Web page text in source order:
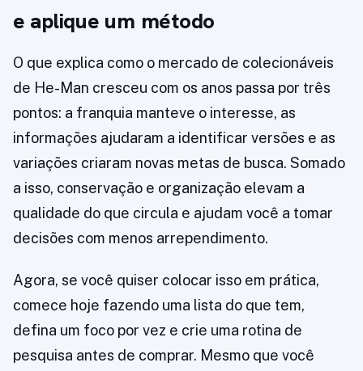
e aplique um método
O que explica como o mercado de colecionáveis
de He-Man cresceu com os anos passa por três
pontos: a franquia manteve o interesse, as
informações ajudaram a identificar versões e as
variações criaram novas metas de busca. Somado
a isso, conservação e organização elevam a
qualidade do que circula e ajudam você a tomar
decisões com menos arrependimento.
Agora, se você quiser colocar isso em prática,
comece hoje fazendo uma lista do que tem,
defina um foco por vez e crie uma rotina de
pesquisa antes de comprar. Mesmo que você